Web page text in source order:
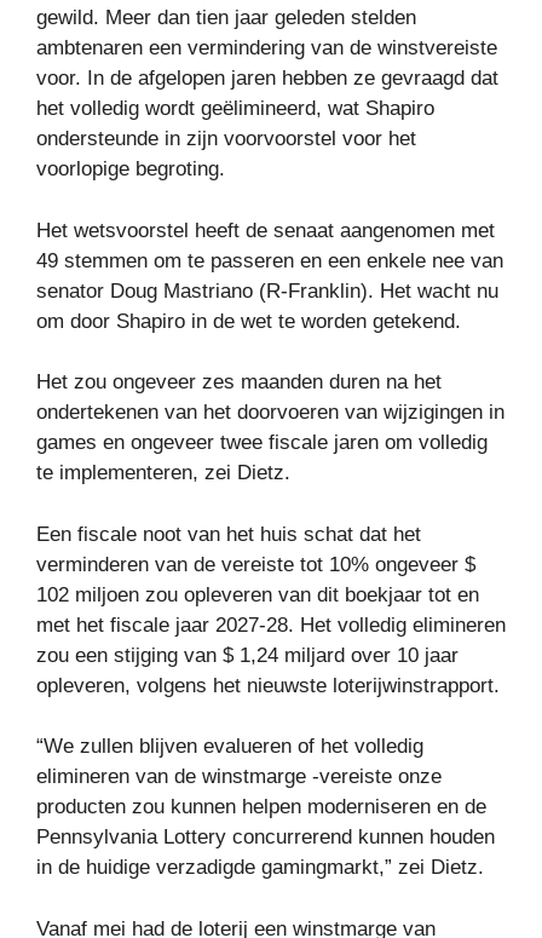
gewild. Meer dan tien jaar geleden stelden
ambtenaren een vermindering van de winstvereiste
voor. In de afgelopen jaren hebben ze gevraagd dat
het volledig wordt geëlimineerd, wat Shapiro
ondersteunde in zijn voorvoorstel voor het
voorlopige begroting.
Het wetsvoorstel heeft de senaat aangenomen met
49 stemmen om te passeren en een enkele nee van
senator Doug Mastriano (R-Franklin). Het wacht nu
om door Shapiro in de wet te worden getekend.
Het zou ongeveer zes maanden duren na het
ondertekenen van het doorvoeren van wijzigingen in
games en ongeveer twee fiscale jaren om volledig
te implementeren, zei Dietz.
Een fiscale noot van het huis schat dat het
verminderen van de vereiste tot 10% ongeveer $
102 miljoen zou opleveren van dit boekjaar tot en
met het fiscale jaar 2027-28. Het volledig elimineren
zou een stijging van $ 1,24 miljard over 10 jaar
opleveren, volgens het nieuwste loterijwinstrapport.
“We zullen blijven evalueren of het volledig
elimineren van de winstmarge -vereiste onze
producten zou kunnen helpen moderniseren en de
Pennsylvania Lottery concurrerend kunnen houden
in de huidige verzadigde gamingmarkt,” zei Dietz.
Vanaf mei had de loterij een winstmarge van